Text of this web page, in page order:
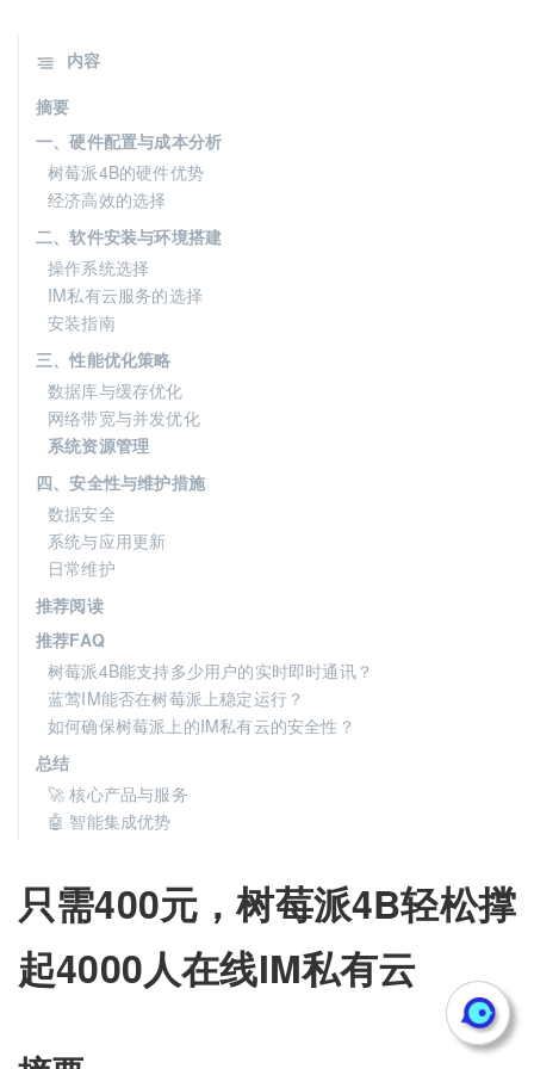
只需400元，树莓派4B轻松撑
起4000人在线IM私有云
内容
摘要
一、硬件配置与成本分析
树莓派4B的硬件优势
经济高效的选择
二、软件安装与环境搭建
操作系统选择
IM私有云服务的选择
安装指南
三、性能优化策略
数据库与缓存优化
网络带宽与并发优化
系统资源管理
四、安全性与维护措施
数据安全
系统与应用更新
日常维护
推荐阅读
推荐FAQ
树莓派4B能支持多少用户的实时即时通讯？
蓝莺IM能否在树莓派上稳定运行？
如何确保树莓派上的IM私有云的安全性？
总结
🚀 核心产品与服务
🤖 智能集成优势